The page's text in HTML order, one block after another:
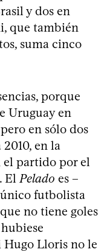
y dos en
que también
suma cinco
porque
Uruguay en
en sólo dos
en la
el partido por el
El Pelado es –
futbolista
no tiene goles
Hugo Lloris no le